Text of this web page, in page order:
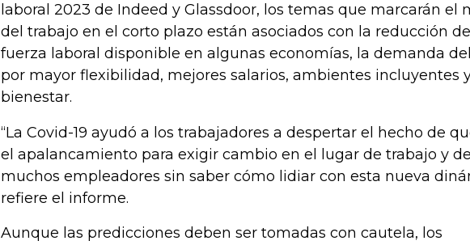
laboral 2023 de Indeed y Glassdoor, los temas que marcarán el
del trabajo en el corto plazo están asociados con la reducción
fuerza laboral disponible en algunas economías, la demanda
por mayor flexibilidad, mejores salarios, ambientes incluyentes
bienestar.
“La Covid-19 ayudó a los trabajadores a despertar el hecho de
el apalancamiento para exigir cambio en el lugar de trabajo y
muchos empleadores sin saber cómo lidiar con esta nueva
refiere el informe.
Aunque las predicciones deben ser tomadas con cautela, los